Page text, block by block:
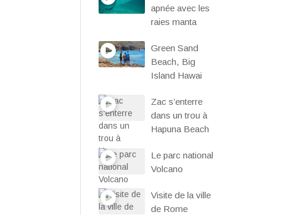
apnée avec les
raies manta
Green Sand
Beach, Big
Island Hawai
Zac s’enterre
dans un trou à
Hapuna Beach
Le parc national
Volcano
Visite de la ville
de Rome